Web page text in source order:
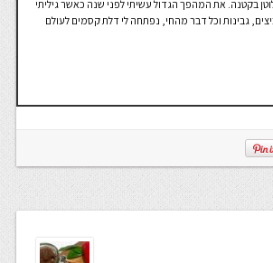
בקטנה. את המהפך הגדול עשיתי לפני שנה כאשר גיליתי
גבינות וכל דבר מהחי, נפתחה לי דלת קסמים לעולם